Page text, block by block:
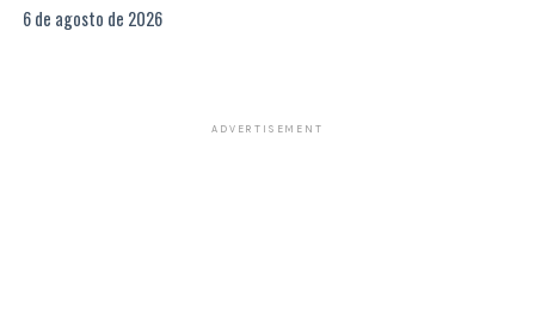
6 de agosto de 2026
ADVERTISEMENT